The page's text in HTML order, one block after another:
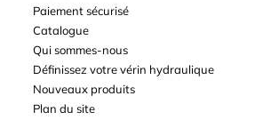
Paiement sécurisé
Catalogue
Qui sommes-nous
Définissez votre vérin hydraulique
Nouveaux produits
Plan du site